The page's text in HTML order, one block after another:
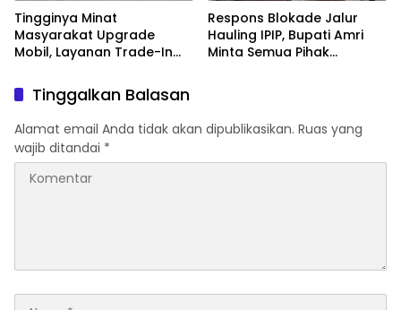
Tingginya Minat
Masyarakat Upgrade
Mobil, Layanan Trade-In
Permintaan
Respons Blokade Jalur
Hauling IPIP, Bupati Amri
Minta Semua Pihak
Tinggalkan Balasan
Alamat email Anda tidak akan dipublikasikan. Ruas yang
wajib ditandai *